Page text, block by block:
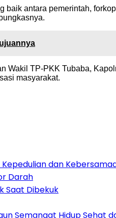
antara pemerintah,
TP-PKK Tubaba,
masyarakat.
Kepedulian dan
Darah
Saat Dibekuk
Semangat Hidup Sehat